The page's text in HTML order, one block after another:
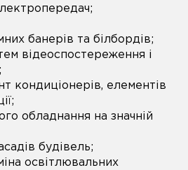
банерів та білбордів;
відеоспостереження і
кондиціонерів, елементів
обладнання на значній
будівель;
освітлювальних